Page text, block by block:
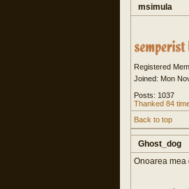
msimula
Registered
Joined: Mon
Posts: 1037
Thanked 84
Back to top
Ghost_dog
Onoarea mea